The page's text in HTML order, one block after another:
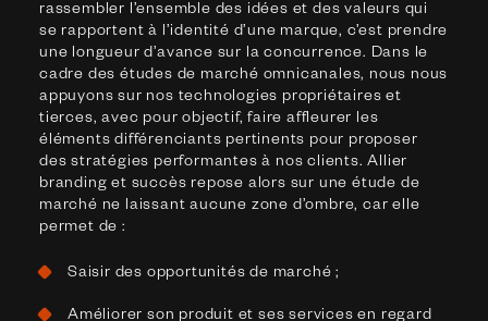
rassembler l’ensemble des idées et des valeurs qui
se rapportent à l’identité d’une marque, c’est prendre
une longueur d’avance sur la concurrence. Dans le
cadre des études de marché omnicanales, nous nous
appuyons sur nos technologies propriétaires et
tierces, avec pour objectif, faire affleurer les
éléments différenciants pertinents pour proposer
des stratégies performantes à nos clients. Allier
branding et succès repose alors sur une étude de
marché ne laissant aucune zone d’ombre, car elle
permet de :
Saisir des opportunités de marché ;
Améliorer son produit et ses services en regard